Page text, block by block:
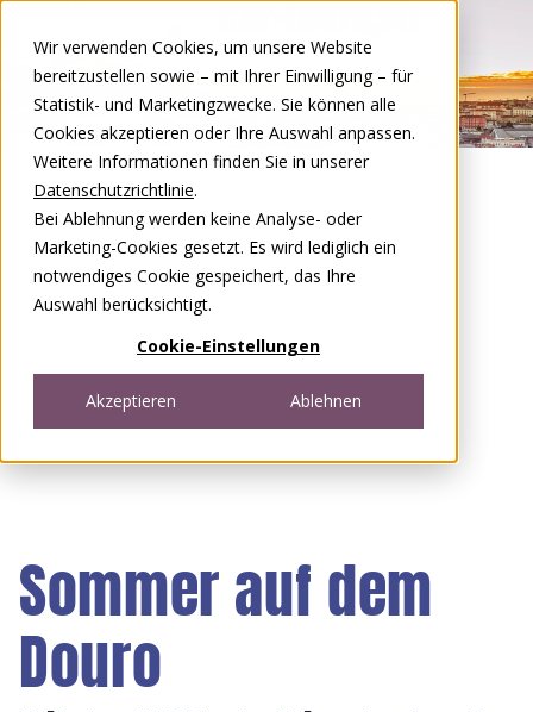
Wir verwenden Cookies, um unsere Website
bereitzustellen sowie – mit Ihrer Einwilligung – für
Statistik- und Marketingzwecke. Sie können alle
Cookies akzeptieren oder Ihre Auswahl anpassen.
Weitere Informationen finden Sie in unserer
Datenschutzrichtlinie.
Bei Ablehnung werden keine Analyse- oder
Marketing-Cookies gesetzt. Es wird lediglich ein
notwendiges Cookie gespeichert, das Ihre
Auswahl berücksichtigt.
Cookie-Einstellungen
Akzeptieren Ablehnen
DEFR
Open menu
Sommer auf dem
Douro